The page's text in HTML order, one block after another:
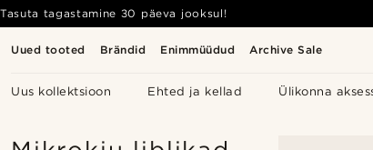
Uued tooted Brändid Enimmüüdud Archive Sale
Uus kollektsioon Ehted ja kellad Ülikonna
Tasuta tagastamine 30 päeva jooksul!